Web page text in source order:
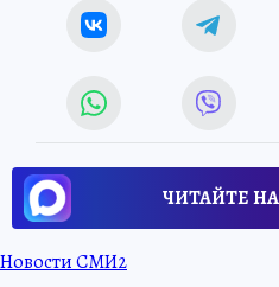
ЧИТАЙТЕ
Новости СМИ2